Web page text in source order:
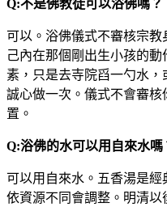
Q:不是佛教徒可以浴佛嗎？
可以。浴佛儀式不審核宗
己內在那個剛出生小孩的
素，只是去寺院舀一勺水，
誠心做一次。儀式不會審
置。
Q:浴佛的水可以用自來水嗎
可以用自來水。五香湯是
依資源不同會調整。明清